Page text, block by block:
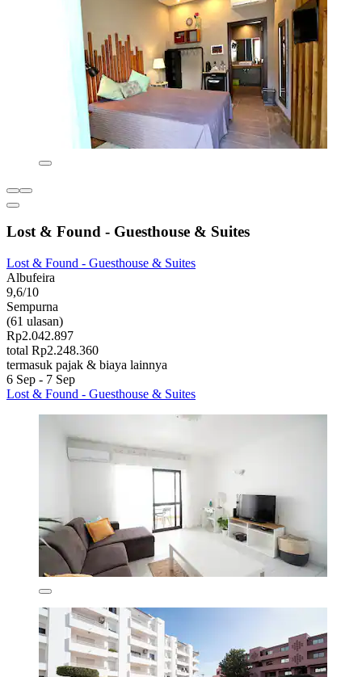
Lost & Found - Guesthouse & Suites
Lost & Found - Guesthouse & Suites
Albufeira
9,6/10
Sempurna
(61 ulasan)
Rp2.042.897
total Rp2.248.360
termasuk pajak & biaya lainnya
6 Sep - 7 Sep
Lost & Found - Guesthouse & Suites